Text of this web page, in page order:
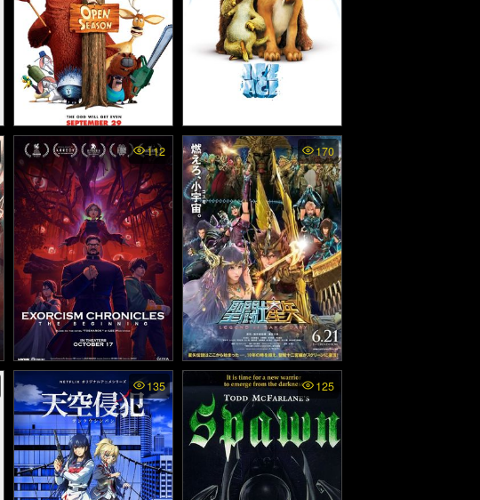
Open Season - คู่ซ่า ป่า
ระเบิด (2006)
Ice Age - ไอซ์ เอจ 1 เจาะ
ยุคน้ำแข็งมหัศจรรย์ (2002)
112
Exorcism Chronicles: The
Beginning (2025)
170
Saint Seiya: Legend of
Sanctuary - เซนต์เซย่า
ตอนศึกปราสาท 12 ราศี
(2014)
135 125